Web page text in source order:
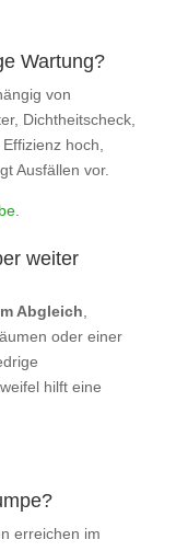
Wartung?
von
Dichtheitscheck,
hoch,
Ausfällen vor.
.
weiter
Abgleich
oder einer
hilft eine
erreichen im